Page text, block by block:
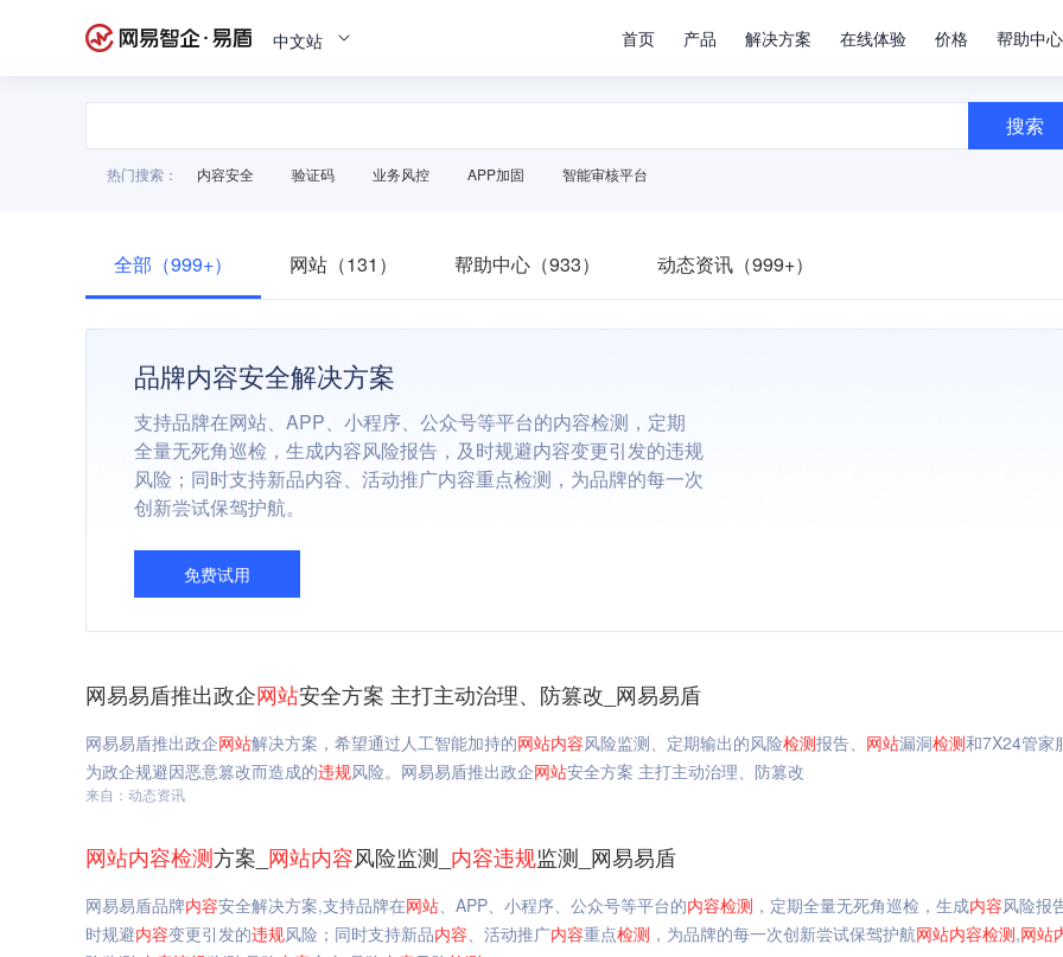
中文站 首页 产品 解决方案 在线体验 价格 帮助中心
搜索
热门搜索： 内容安全 验证码 业务风控 APP加固 智能审核平台
全部（999+） 网站（131） 帮助中心（933） 动态资讯（999+）
品牌内容安全解决方案
支持品牌在网站、APP、小程序、公众号等平台的内容检测，定期
全量无死角巡检，生成内容风险报告，及时规避内容变更引发的违规
风险；同时支持新品内容、活动推广内容重点检测，为品牌的每一次
创新尝试保驾护航。
免费试用
网易易盾推出政企网站安全方案 主打主动治理、防篡改_网易易盾
网易易盾推出政企网站解决方案，希望通过人工智能加持的网站内容风险监测、定期输出的风险检测报告、 网站漏洞检测和7X24管家
为政企规避因恶意篡改而造成的违规风险。网易易盾推出政企网站安全方案 主打主动治理、防篡改
来自：动态资讯
网站内容检测方案_ 网站内容风险监测_ 内容违规监测_网易易盾
网易易盾品牌内容安全解决方案,支持品牌在网站、APP、小程序、公众号等平台的内容检测 ，定期全量无死角巡检，生成内容风险报
时规避内容变更引发的违规风险；同时支持新品内容、活动推广内容重点检测 ，为品牌的每一次创新尝试保驾护航网站内容检测,网站